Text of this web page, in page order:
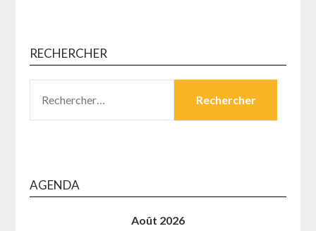
RECHERCHER
AGENDA
Août 2026